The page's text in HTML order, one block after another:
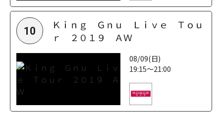
10
Ｋｉｎｇ Ｇｎｕ Ｌｉｖｅ Ｔｏｕ
ｒ ２０１９ ＡＷ
08/09(日)
19:15～21:00